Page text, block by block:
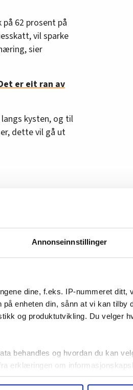
Annonseinnstillinger
dine, f.eks. IP-nummeret ditt,
enheten din, sånn at vi kan tilby
og produktutvikling. Du velger
behandles og hvordan du kan
erklæringen om
62 prosent på
vil sparke
sier
er eit ran av
kysten, og til
dette vil gå ut
lanserer et nytt
euro i 2023,
årsverk skal